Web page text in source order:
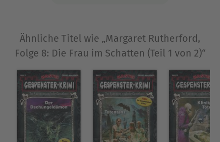
Ähnliche Titel wie „Margaret Rutherford,
Folge 8: Die Frau im Schatten (Teil 1 von 2)“